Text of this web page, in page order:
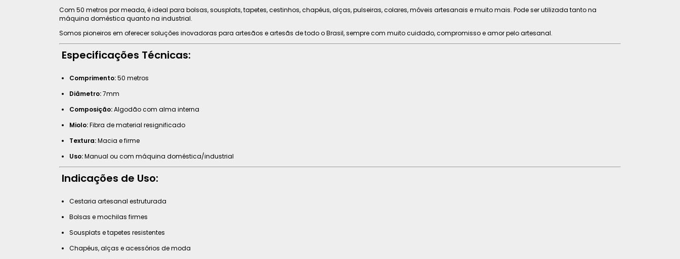
Com 50 metros por meada, é ideal para bolsas, sousplats, tapetes, cestinhos, chapéus, alças, pulseiras, colares, móveis artesanais e muito mais. Pode ser utilizada tanto na
máquina doméstica quanto na industrial.
Somos pioneiros em oferecer soluções inovadoras para artesãos e artesãs de todo o Brasil, sempre com muito cuidado, compromisso e amor pelo artesanal.
Especificações Técnicas:
Comprimento:50 metros
Diâmetro:7mm
Composição:Algodão com alma interna
Miolo:Fibra de material resignificado
Textura:Macia e firme
Uso:Manual ou com máquina doméstica/industrial
Indicações de Uso:
Cestaria artesanal estruturada
Bolsas e mochilas firmes
Sousplats e tapetes resistentes
Chapéus, alças e acessórios de moda